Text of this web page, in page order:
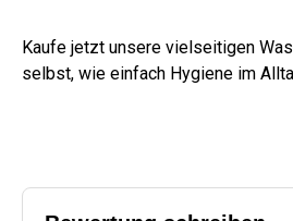
Kaufe jetzt unsere vielseitigen
selbst, wie einfach Hygiene im